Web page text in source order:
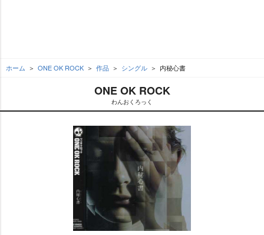
ホーム ONE OK ROCK 作品 シングル 内秘心書
ONE OK ROCK
わんおくろっく